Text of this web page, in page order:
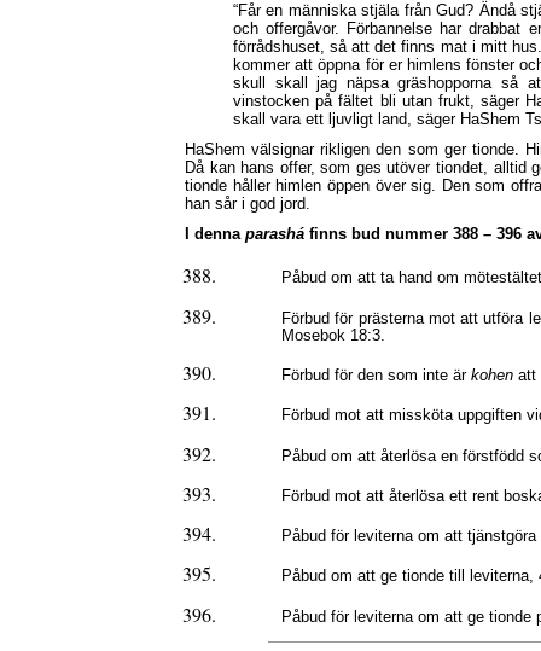
“Får en människa stjäla från Gud? Ändå
och offergåvor. Förbannelse har
förrådshuset, så att det finns mat i mitt
kommer att öppna för er himlens fönster
skull skall jag näpsa gräshopporna så
vinstocken på fältet bli utan frukt, säger
skall vara ett ljuvligt land, säger HaShem
HaShem välsignar rikligen den som ger tionde.
Då kan hans offer, som ges utöver tiondet, alltid
tionde håller himlen öppen över sig. Den som
han sår i god jord.
I denna parashá finns bud nummer 388 – 396
Påbud om att ta hand om
Förbud för prästerna mot att utföra
Mosebok 18:3.
Förbud för den som inte är kohen att
Förbud mot att missköta uppgiften
Påbud om att återlösa en förstfödd
Förbud mot att återlösa ett rent
Påbud för leviterna om att
Påbud om att ge tionde till leviterna,
Påbud för leviterna om att ge